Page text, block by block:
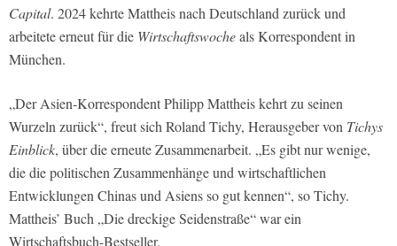
Capital. 2024 kehrte Mattheis nach Deutschland zurück und
arbeitete erneut für die Wirtschaftswocheals Korrespondent in
München.
„Der Asien-Korrespondent Philipp Mattheis kehrt zu seinen
Wurzeln zurück“, freut sich Roland Tichy, Herausgeber von Tichys
Einblick, über die erneute Zusammenarbeit. „Es gibt nur wenige,
die die politischen Zusammenhänge und wirtschaftlichen
Entwicklungen Chinas und Asiens so gut kennen“, so Tichy.
Mattheis’ Buch „Die dreckige Seidenstraße“ war ein
Wirtschaftsbuch-Bestseller.